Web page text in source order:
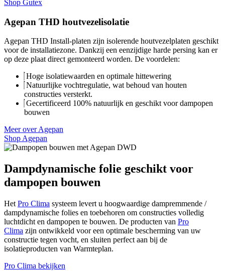
Shop Gutex
Agepan THD houtvezelisolatie
Agepan THD Install-platen zijn isolerende houtvezelplaten geschikt
voor de installatiezone. Dankzij een eenzijdige harde persing kan er
op deze plaat direct gemonteerd worden. De voordelen:
Hoge isolatiewaarden en optimale hittewering
Natuurlijke vochtregulatie, wat behoud van houten
constructies versterkt.
Gecertificeerd 100% natuurlijk en geschikt voor dampopen
bouwen
Meer over Agepan
Shop Agepan
Dampdynamische folie geschikt voor
dampopen bouwen
Het Pro Clima systeem levert u hoogwaardige dampremmende /
dampdynamische folies en toebehoren om constructies volledig
luchtdicht en dampopen te bouwen. De producten van Pro
Clima zijn ontwikkeld voor een optimale bescherming van uw
constructie tegen vocht, en sluiten perfect aan bij de
isolatieproducten van Warmteplan.
Pro Clima bekijken